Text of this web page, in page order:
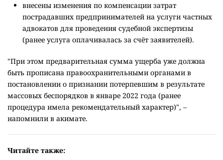
внесены изменения по компенсации затрат
пострадавших предпринимателей на услуги частных
адвокатов для проведения судебной экспертизы
(ранее услуга оплачивалась за счёт заявителей).
"При этом предварительная сумма ущерба уже должна
быть прописана правоохранительными органами в
постановлении о признании потерпевшим в результате
массовых беспорядков в январе 2022 года (ранее
процедура имела рекомендательный характер)", –
напомнили в акимате.
Читайте также: